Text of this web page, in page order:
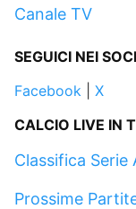
Canale TV
SEGUICI NEI
Facebook
X
CALCIO LIVE IN
Classifica Serie
Prossime